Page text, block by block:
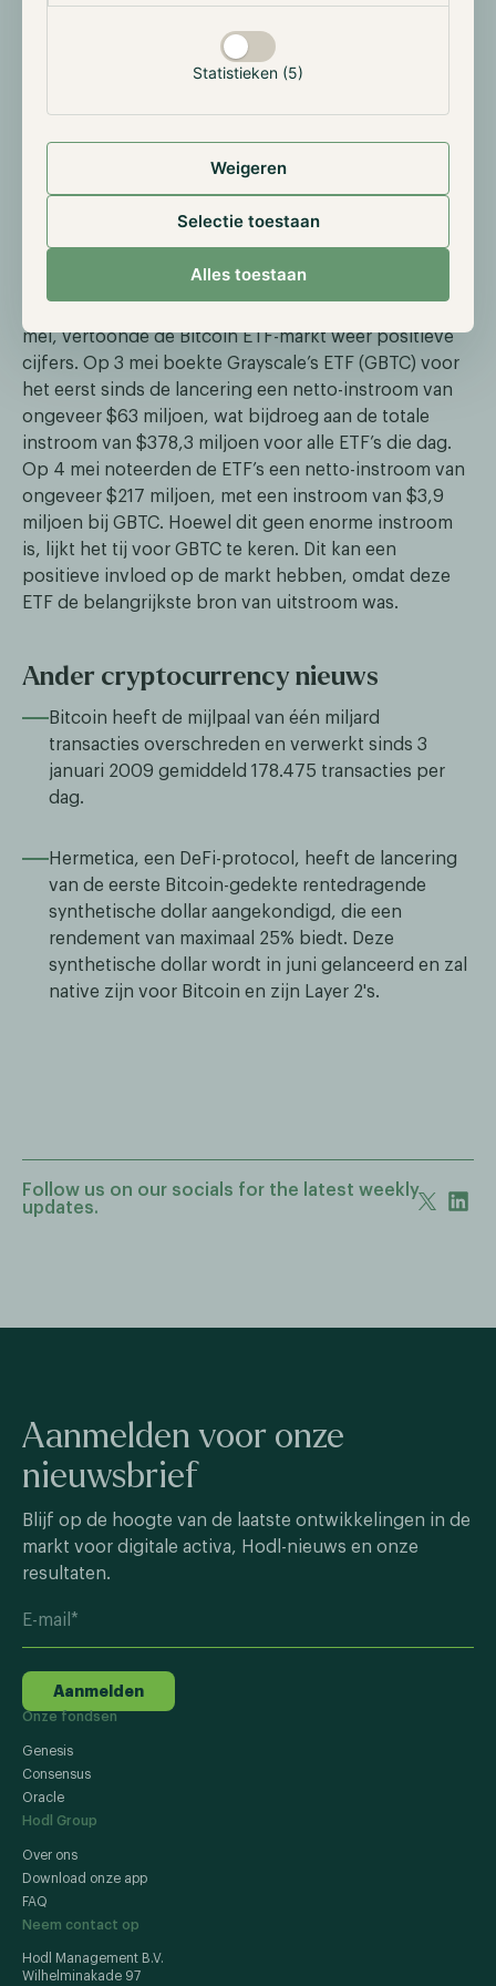
Statistieken (5)
Weigeren
Selectie toestaan
Alles toestaan
waaronder effecten, grondstoffen, protocollen voor
vastgoedtokenisatie, obligatie-gedekte stablecoins
en andere activa. Begin dit jaar was er veel
getokeniseerde beleggingsfonds lanceerde. Er zijn
signalen dat deze sector in 2024 een belangrijkere
positie kan verkrijgen..
De Bitcoin ETF-markt kende een netto-
instroom na een periode van verlies
mei, vertoonde de Bitcoin ETF-markt weer positieve
cijfers. Op 3 mei boekte Grayscale’s ETF (GBTC) voor
het eerst sinds de lancering een netto-instroom van
ongeveer $63 miljoen, wat bijdroeg aan de totale
instroom van $378,3 miljoen voor alle ETF’s die dag.
Op 4 mei noteerden de ETF’s een netto-instroom van
ongeveer $217 miljoen, met een instroom van $3,9
miljoen bij GBTC. Hoewel dit geen enorme instroom
is, lijkt het tij voor GBTC te keren. Dit kan een
positieve invloed op de markt hebben, omdat deze
ETF de belangrijkste bron van uitstroom was.
Ander cryptocurrency nieuws
Bitcoin heeft de mijlpaal van één miljard
transacties overschreden en verwerkt sinds 3
januari 2009 gemiddeld 178.475 transacties per
dag.
Hermetica, een DeFi-protocol, heeft de lancering
van de eerste Bitcoin-gedekte rentedragende
synthetische dollar aangekondigd, die een
rendement van maximaal 25% biedt. Deze
synthetische dollar wordt in juni gelanceerd en zal
native zijn voor Bitcoin en zijn Layer 2's.
Follow us on our socials for the latest weekly
updates.
Aanmelden voor onze
nieuwsbrief
Blijf op de hoogte van de laatste ontwikkelingen in de
markt voor digitale activa, Hodl-nieuws en onze
resultaten.
Aanmelden
Onze fondsen
Genesis
Consensus
Oracle
Hodl Group
Over ons
Download onze app
FAQ
Neem contact op
Hodl Management B.V.
Wilhelminakade 97